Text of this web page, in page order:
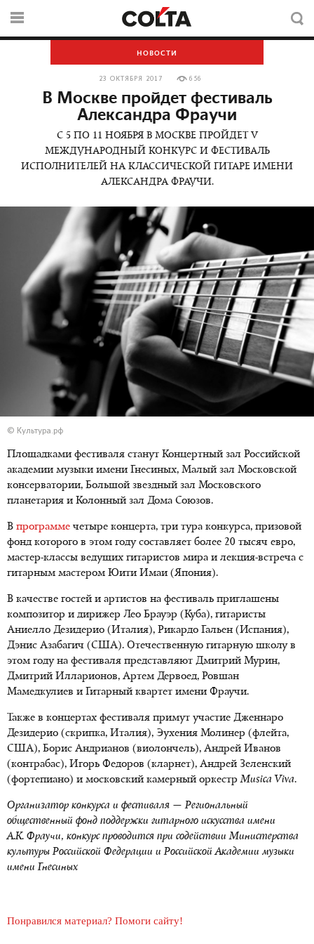
НОВОСТИ
23 ОКТЯБРЯ 2017 656
В Москве пройдет фестиваль
Александра Фраучи
С 5 ПО 11 НОЯБРЯ В МОСКВЕ ПРОЙДЕТ V
МЕЖДУНАРОДНЫЙ КОНКУРС И ФЕСТИВАЛЬ
ИСПОЛНИТЕЛЕЙ НА КЛАССИЧЕСКОЙ ГИТАРЕ ИМЕНИ
АЛЕКСАНДРА ФРАУЧИ.
© Культура.рф
Площадками фестиваля станут Концертный зал Российской
академии музыки имени Гнесиных, Малый зал Московской
консерватории, Большой звездный зал Московского
планетария и Колонный зал Дома Союзов.
В программе четыре концерта, три тура конкурса, призовой
фонд которого в этом году составляет более 20 тысяч евро,
мастер-классы ведущих гитаристов мира и лекция-встреча с
гитарным мастером Юити Имаи (Япония).
В качестве гостей и артистов на фестиваль приглашены
композитор и дирижер Лео Брауэр (Куба), гитаристы
Аниелло Дезидерио (Италия), Рикардо Гальен (Испания),
Дэнис Азабагич (США). Отечественную гитарную школу в
этом году на фестиваля представляют Дмитрий Мурин,
Дмитрий Илларионов, Артем Дервоед, Ровшан
Мамедкулиев и Гитарный квартет имени Фраучи.
Также в концертах фестиваля примут участие Дженнаро
Дезидерио (скрипка, Италия), Эухения Молинер (флейта,
США), Борис Андрианов (виолончель), Андрей Иванов
(контрабас), Игорь Федоров (кларнет), Андрей Зеленский
(фортепиано) и московский камерный оркестрMusica Viva.
Организатор конкурса и фестиваля — Региональный
общественный фонд поддержки гитарного искусства имени
А.К. Фраучи, конкурс проводится при содействии Министерства
культуры Российской Федерации и Российской Академии музыки
имени Гнесиных
Понравился материал? Помоги сайту!